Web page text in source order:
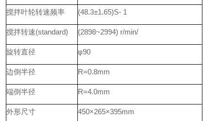
搅拌叶轮转速频率 (48.3±1.65)S- 1
搅拌转速(standard) (2898~2994) r/min/
旋转直径 φ90
边倒半径 R=0.8mm
端倒半径 R=4.0mm
外形尺寸 450×265×395mm